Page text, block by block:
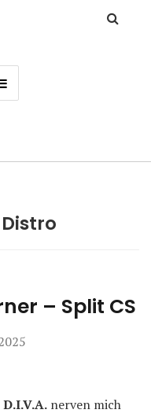
– Split CS
D.I.V.A. nerven mich